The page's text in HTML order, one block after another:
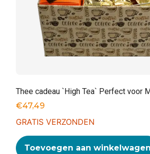
Thee cadeau `High Tea` Perfect voor
€47,49
GRATIS VERZONDEN
Toevoegen aan winkelwagen